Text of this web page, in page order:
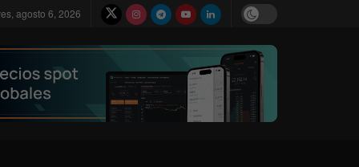
agosto 6, 2026